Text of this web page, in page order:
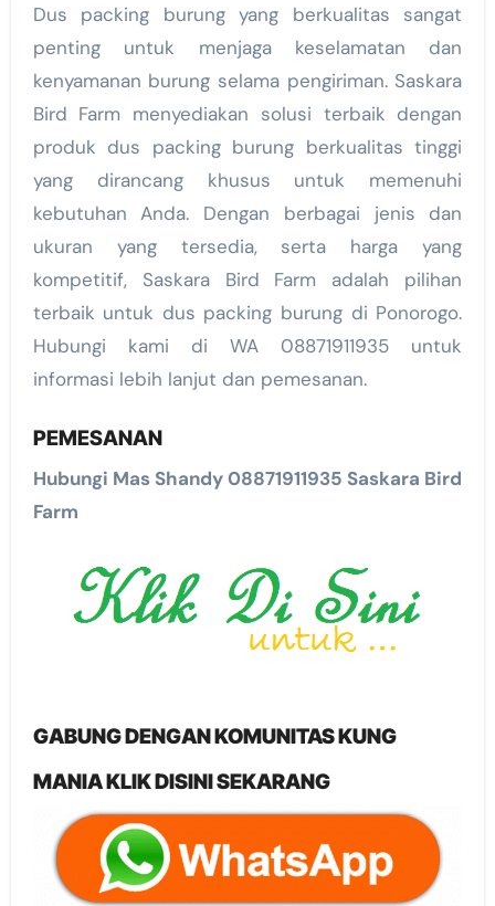
Dus packing burung yang berkualitas sangat
penting untuk menjaga keselamatan dan
kenyamanan burung selama pengiriman. Saskara
Bird Farm menyediakan solusi terbaik dengan
produk dus packing burung berkualitas tinggi
yang dirancang khusus untuk memenuhi
kebutuhan Anda. Dengan berbagai jenis dan
ukuran yang tersedia, serta harga yang
kompetitif, Saskara Bird Farm adalah pilihan
terbaik untuk dus packing burung di Ponorogo.
Hubungi kami di WA 08871911935 untuk
informasi lebih lanjut dan pemesanan.
PEMESANAN
Hubungi Mas Shandy 08871911935 Saskara Bird
Farm
GABUNG DENGAN KOMUNITAS KUNG
MANIA KLIK DISINI SEKARANG